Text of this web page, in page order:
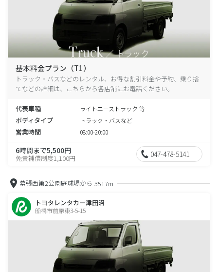
基本料金プラン（T1）
トラック・バスなどのレンタル、お得な割引料金や予約、乗り捨
てなどの詳細は、こちらから各店舗にお電話ください。
代表車種 ライトエーストラック 等
ボディタイプ トラック・バスなど
営業時間 08:00-20:00
6時間まで5,500円
免責補償制度1,100円 047-478-5141
幕張西第2公園庭球場から 3517m
トヨタレンタカー津田沼
船橋市前原東3-5-15